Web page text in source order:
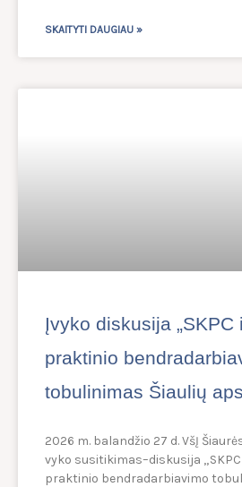
SKAITYTI DAUGIAU »
Įvyko diskusija „SKPC
praktinio
tobulinimas Šiaulių
2026 m. balandžio 27 d. VšĮ
vyko susitikimas–diskusija
praktinio bendradarbiavimo